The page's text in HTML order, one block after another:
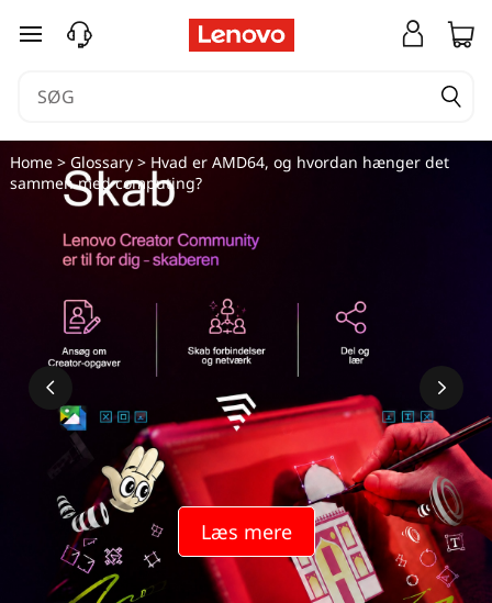
spring til hovedindhold
Læs mere
Home> Glossary> Hvad er AMD64, og hvordan hænger det
sammen med computing?